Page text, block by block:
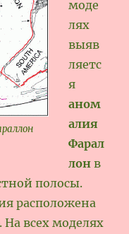
моде
лях
выяв
ляетс
я
аном
алия
Фарал
лон в
полосы.
расположена
На всех моделях